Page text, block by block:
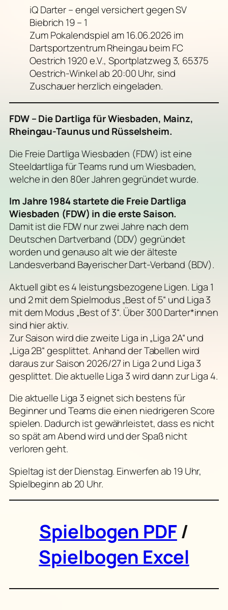
iQ Darter – engel versichert gegen SV
Biebrich 19 – 1
Zum Pokalendspiel am 16.06.2026 im
Dartsportzentrum Rheingau beim FC
Oestrich 1920 e.V., Sportplatzweg 3, 65375
Oestrich-Winkel ab 20:00 Uhr, sind
Zuschauer herzlich eingeladen.
FDW – Die Dartliga für Wiesbaden, Mainz,
Rheingau-Taunus und Rüsselsheim.
Die Freie Dartliga Wiesbaden (FDW) ist eine
Steeldartliga für Teams rund um Wiesbaden,
welche in den 80er Jahren gegründet wurde.
Im Jahre 1984 startete die Freie Dartliga
Wiesbaden (FDW) in die erste Saison.
Damit ist die FDW nur zwei Jahre nach dem
Deutschen Dartverband (DDV) gegründet
worden und genauso alt wie der älteste
Landesverband Bayerischer Dart-Verband (BDV).
Aktuell gibt es 4 leistungsbezogene Ligen. Liga 1
und 2 mit dem Spielmodus „Best of 5“ und Liga 3
mit dem Modus „Best of 3“. Über 300 Darter*innen
sind hier aktiv.
Zur Saison wird die zweite Liga in „Liga 2A“ und
„Liga 2B“ gesplittet. Anhand der Tabellen wird
daraus zur Saison 2026/27 in Liga 2 und Liga 3
gesplittet. Die aktuelle Liga 3 wird dann zur Liga 4.
Die aktuelle Liga 3 eignet sich bestens für
Beginner und Teams die einen niedrigeren Score
spielen. Dadurch ist gewährleistet, dass es nicht
so spät am Abend wird und der Spaß nicht
verloren geht.
Spieltag ist der Dienstag. Einwerfen ab 19 Uhr,
Spielbeginn ab 20 Uhr.
Spielbogen PDF/
Spielbogen Excel